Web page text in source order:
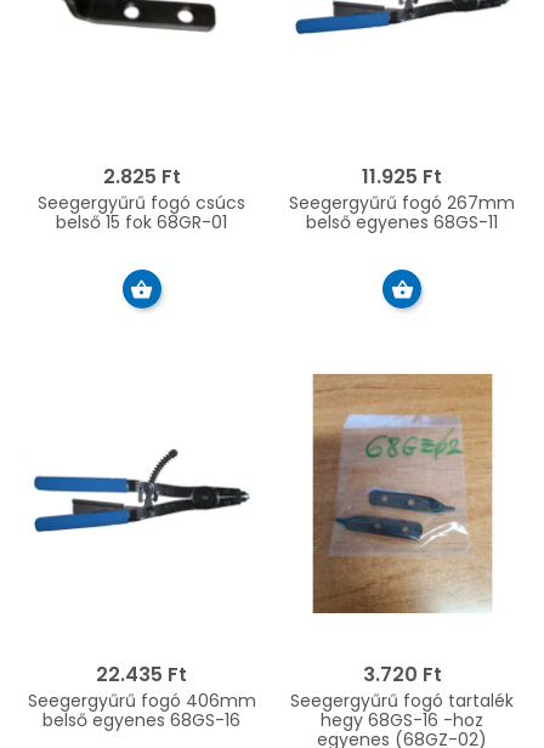
2.825 Ft
Seegergyűrű fogó csúcs
belső 15 fok 68GR-01
11.925 Ft
Seegergyűrű fogó 267mm
belső egyenes 68GS-11
22.435 Ft
Seegergyűrű fogó 406mm
belső egyenes 68GS-16
3.720 Ft
Seegergyűrű fogó tartalék
hegy 68GS-16 -hoz
egyenes (68GZ-02)